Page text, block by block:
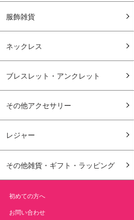
服飾雑貨
ネックレス
ブレスレット・アンクレット
その他アクセサリー
レジャー
その他雑貨・ギフト・ラッピング
初めての方へ
お問い合わせ